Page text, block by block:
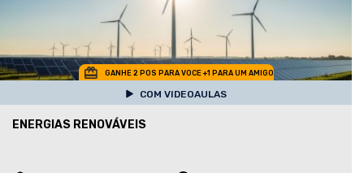
GANHE 2 POS PARA VOCE +1 PARA UM AMIGO
COM VIDEOAULAS
ENERGIAS RENOVÁVEIS